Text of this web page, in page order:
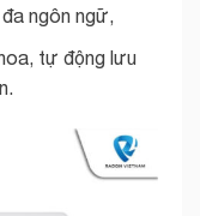
ngôn ngữ,
tự động lưu